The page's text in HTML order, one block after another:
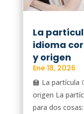
La
idioma
y origen
Ene 18, 2026
🏫 La partícula
origen La
para dos